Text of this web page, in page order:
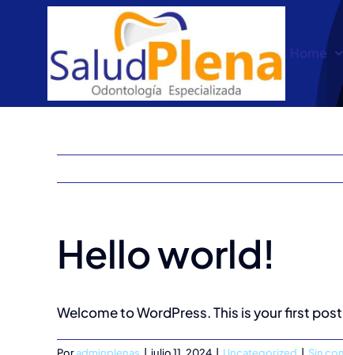
contenido
Home
Hello world!
Welcome to WordPress. This is your first